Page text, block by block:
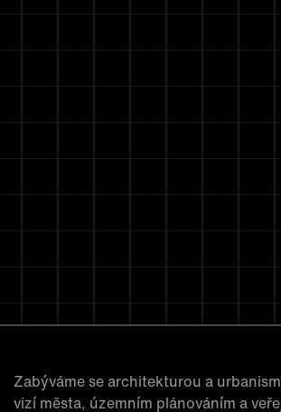
Zabýváme se architekturou a
vizí města, územním plánováním a